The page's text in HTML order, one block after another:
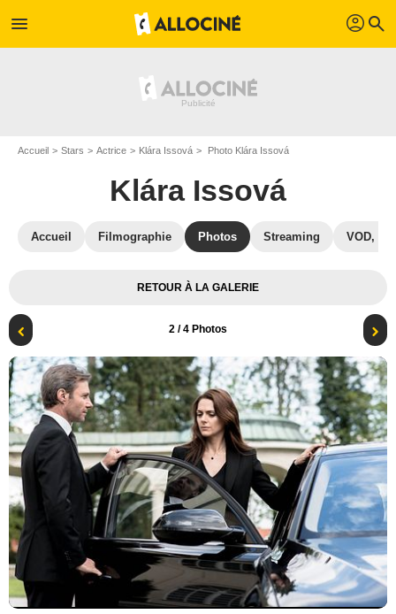
menu profil search
Accueil Stars Actrice Klára Issová Photo Klára Issová
Klára Issová
Accueil Filmographie Photos Streaming VOD,
RETOUR À LA GALERIE
2 / 4 Photos